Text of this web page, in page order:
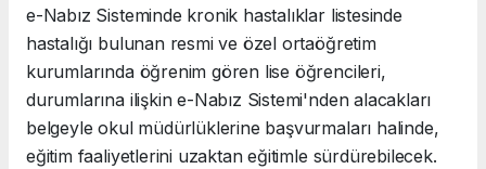
e-Nabız Sisteminde kronik hastalıklar listesinde
hastalığı bulunan resmi ve özel ortaöğretim
kurumlarında öğrenim gören lise öğrencileri,
durumlarına ilişkin e-Nabız Sistemi'nden alacakları
belgeyle okul müdürlüklerine başvurmaları halinde,
eğitim faaliyetlerini uzaktan eğitimle sürdürebilecek.